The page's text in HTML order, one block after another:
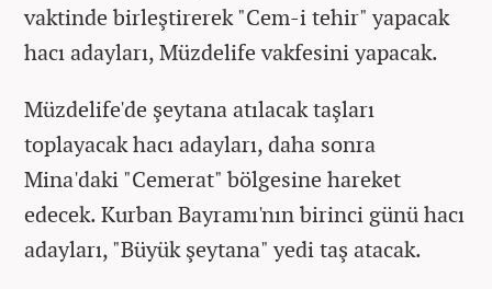
vaktinde birleştirerek "Cem-i tehir" yapacak
hacı adayları, Müzdelife vakfesini yapacak.
Müzdelife'de şeytana atılacak taşları
toplayacak hacı adayları, daha sonra
Mina'daki "Cemerat" bölgesine hareket
edecek. Kurban Bayramı'nın birinci günü hacı
adayları, "Büyük şeytana" yedi taş atacak.